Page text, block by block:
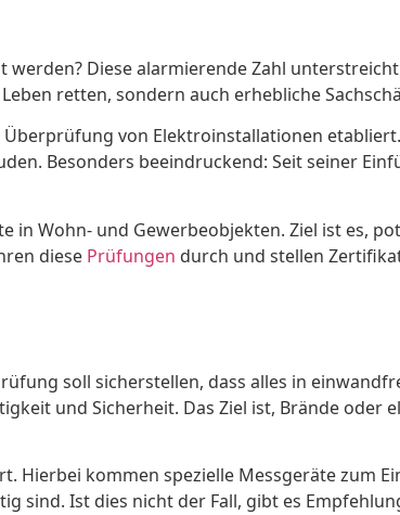
Diese alarmierende Zahl
retten, sondern auch erhebliche
von Elektroinstallationen
Besonders beeindruckend: Seit seiner
Wohn- und Gewerbeobjekten. Ziel ist es,
diese Prüfungen durch und stellen
soll sicherstellen, dass alles in
und Sicherheit. Das Ziel ist, Brände oder
Hierbei kommen spezielle Messgeräte zum
Ist dies nicht der Fall, gibt es